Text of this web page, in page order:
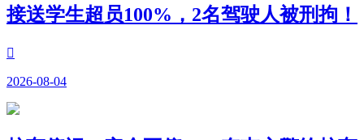
接送学生超员100%，2名驾驶人被刑拘！

2026-08-04